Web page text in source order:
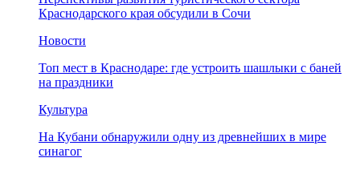
Краснодарского края обсудили в Сочи
Новости
Топ мест в Краснодаре: где устроить шашлыки с баней
на праздники
Культура
На Кубани обнаружили одну из древнейших в мире
синагог